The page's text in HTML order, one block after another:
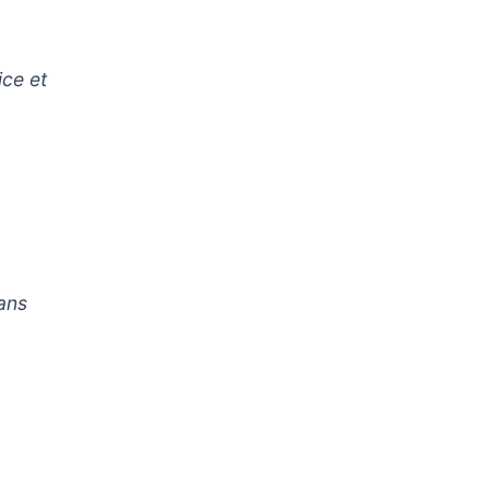
et